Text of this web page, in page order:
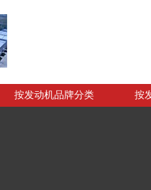
按发动机品牌分类 按